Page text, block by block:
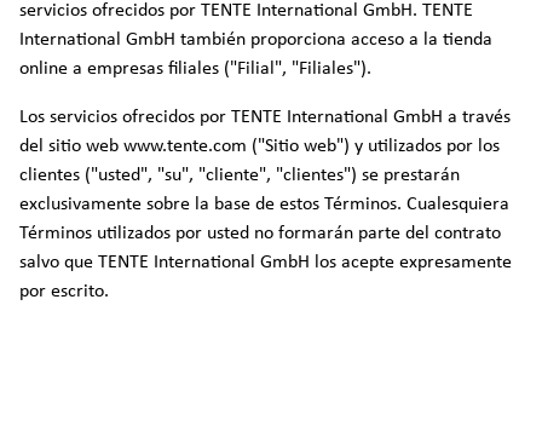
servicios ofrecidos por TENTE International GmbH. TENTE
International GmbH también proporciona acceso a la tienda
online a empresas filiales ("Filial", "Filiales").
Los servicios ofrecidos por TENTE International GmbH a través
del sitio web www.tente.com ("Sitio web") y utilizados por los
clientes ("usted", "su", "cliente", "clientes") se prestarán
exclusivamente sobre la base de estos Términos. Cualesquiera
Términos utilizados por usted no formarán parte del contrato
salvo que TENTE International GmbH los acepte expresamente
por escrito.